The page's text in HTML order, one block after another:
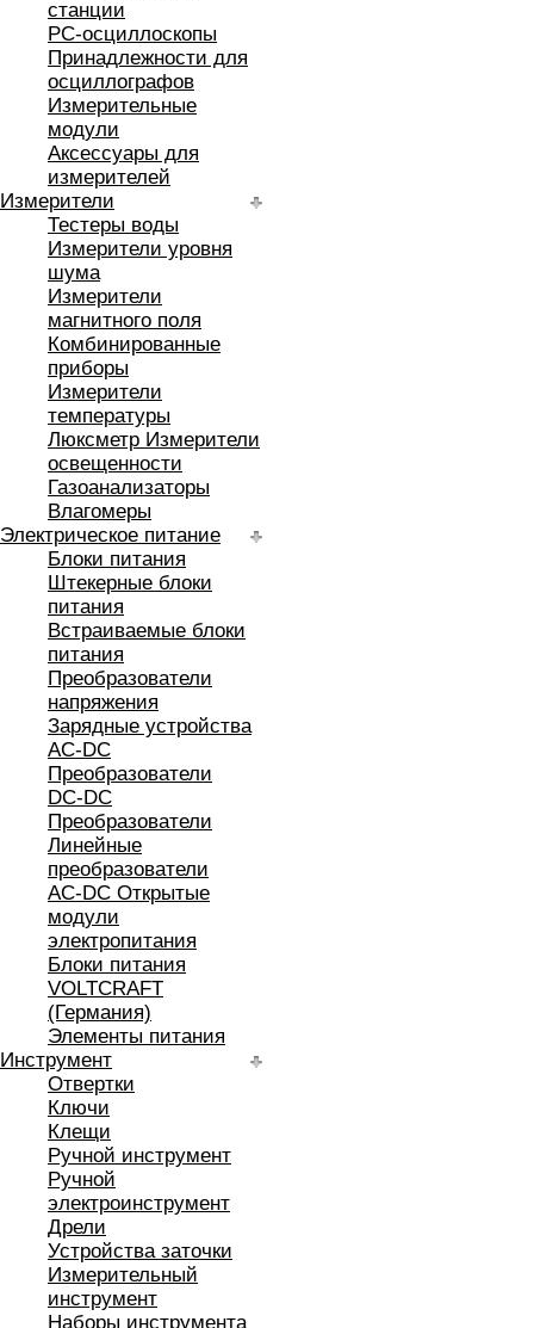
станции
РС-осциллоскопы
Принадлежности для
осциллографов
Измерительные
модули
Аксессуары для
измерителей
Измерители
Тестеры воды
Измерители уровня
шума
Измерители
магнитного поля
Комбинированные
приборы
Измерители
температуры
Люксметр Измерители
освещенности
Газоанализаторы
Влагомеры
Электрическое питание
Блоки питания
Штекерные блоки
питания
Встраиваемые блоки
питания
Преобразователи
напряжения
Зарядные устройства
AC-DC
Преобразователи
DC-DC
Преобразователи
Линейные
преобразователи
AC-DC Открытые
модули
электропитания
Блоки питания
VOLTCRAFT
(Германия)
Элементы питания
Инструмент
Отвертки
Ключи
Клещи
Ручной инструмент
Ручной
электроинструмент
Дрели
Устройства заточки
Измерительный
инструмент
Наборы инструмента